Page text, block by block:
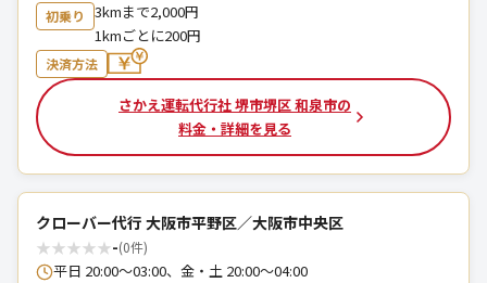
初乗り
3kmまで2,000円
1kmごとに200円
決済方法
さかえ運転代行社 堺市堺区 和泉市の
料金・詳細を見る
クローバー代行 大阪市平野区／大阪市中央区
★★★★★-(0件)
平日 20:00～03:00、金・土 20:00～04:00